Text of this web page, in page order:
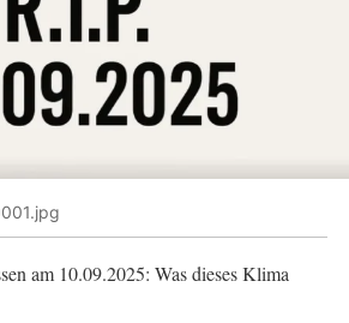
am 10.09.2025: Was dieses Klima